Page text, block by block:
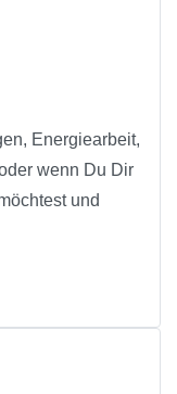
Energiearbeit,
wenn Du Dir
und